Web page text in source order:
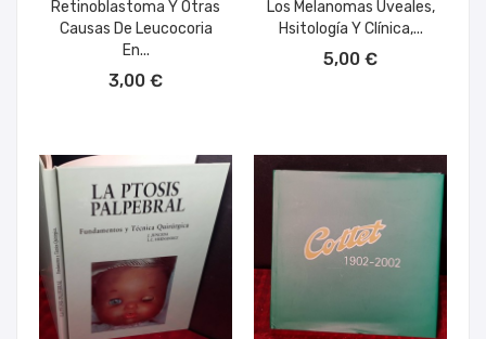
Retinoblastoma Y Otras
Causas De Leucocoria
En...
3,00 €
Los Melanomas Uveales,
Hsitología Y Clínica,...
5,00 €